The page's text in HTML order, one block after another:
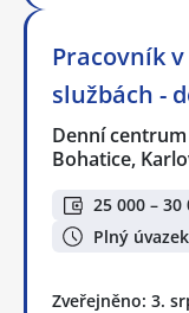
Pracovník
službách -
Denní
Bohatice,
25 000 – 30
Plný
Zveřejněno: 3.